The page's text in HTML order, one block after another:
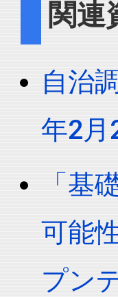
関連
自治
年2月
「基
可能
プン